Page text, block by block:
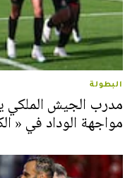
البطولة
مدرب الجيش الملكي
مواجهة الوداد في «